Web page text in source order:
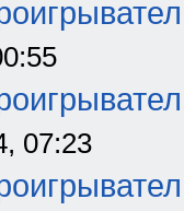
07:23